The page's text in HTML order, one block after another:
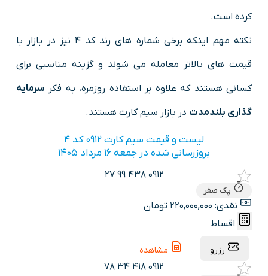
کرده است.
نکته مهم اینکه برخی شماره های رند کد ۴ نیز در بازار با
قیمت های بالاتر معامله می شوند و گزینه مناسبی برای
کسانی هستند که علاوه بر استفاده روزمره، به فکر سرمایه
گذاری بلندمدت در بازار سیم کارت هستند.
لیست و قیمت سیم کارت 0912 کد 4
بروزرسانی شده در جمعه ۱۶ مرداد ۱۴۰۵
0912 438 99 27
پک صفر
نقدی: 220,000,000 تومان
اقساط
رزرو مشاهده
0912 418 34 78